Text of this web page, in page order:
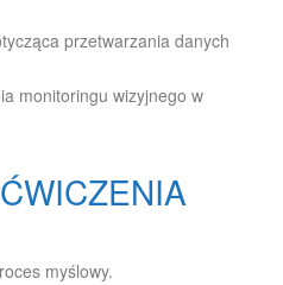
przetwarzania danych
monitoringu wizyjnego w
myślowy.